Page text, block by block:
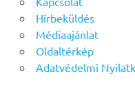
Hírbeküldés
Médiaajánlat
Oldaltérkép
Adatvédelmi